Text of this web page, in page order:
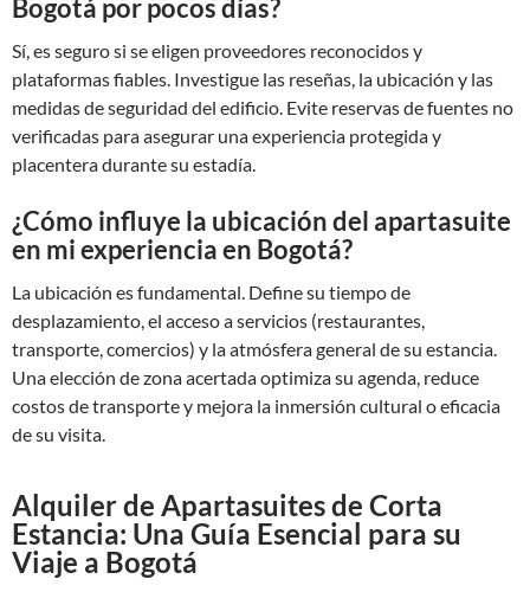
Bogotá por pocos días?
Sí, es seguro si se eligen proveedores reconocidos y
plataformas fiables. Investigue las reseñas, la ubicación y las
medidas de seguridad del edificio. Evite reservas de fuentes no
verificadas para asegurar una experiencia protegida y
placentera durante su estadía.
¿Cómo influye la ubicación del apartasuite
en mi experiencia en Bogotá?
La ubicación es fundamental. Define su tiempo de
desplazamiento, el acceso a servicios (restaurantes,
transporte, comercios) y la atmósfera general de su estancia.
Una elección de zona acertada optimiza su agenda, reduce
costos de transporte y mejora la inmersión cultural o eficacia
de su visita.
Alquiler de Apartasuites de Corta
Estancia: Una Guía Esencial para su
Viaje a Bogotá